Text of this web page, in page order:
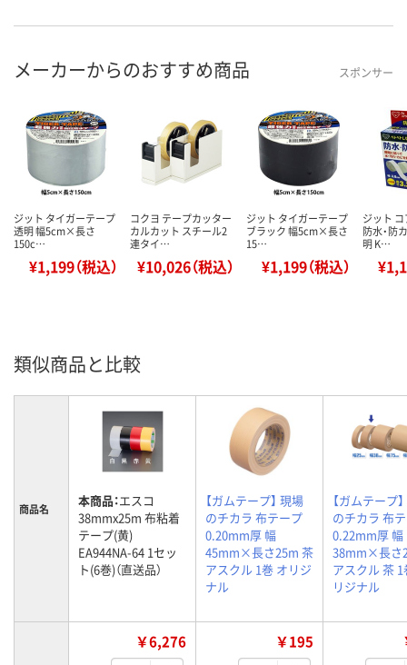
メーカーからのおすすめ商品 スポンサー
ジット タイガーテープ
透明 幅5cm×長さ
150c…
¥1,199（税込）
コクヨ テープカッター
カルカット スチール2
連タイ…
¥10,026（税込）
ジット タイガーテープ
ブラック 幅5cm×長さ
15…
¥1,199（税込）
ジット
防水・防
明 K…
類似商品と比較
商品名 本商品：エスコ
38mmx25m 布粘着
テープ(黄)
EA944NA-64 1セッ
ト(6巻)（直送品）
【ガムテープ】 現場
のチカラ 布テープ
0.20mm厚 幅
45mm×長さ25m 茶
アスクル 1巻 オリジ
ナル
【ガムテープ
のチカラ 布
0.22mm厚 幅
38mm×長さ
アスクル 茶 1
リジナル
￥6,276 ￥195